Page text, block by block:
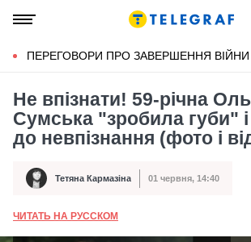
ПЕРЕГОВОРИ ПРО ЗАВЕРШЕННЯ ВІЙНИ
Не впізнати! 59-річна
Сумська "зробила губи" і
до невпізнання (фото і
Автор Тетяна Кармазіна
Дата публікації 01 червня, 14:40
ЧИТАТЬ НА РУССКОМ